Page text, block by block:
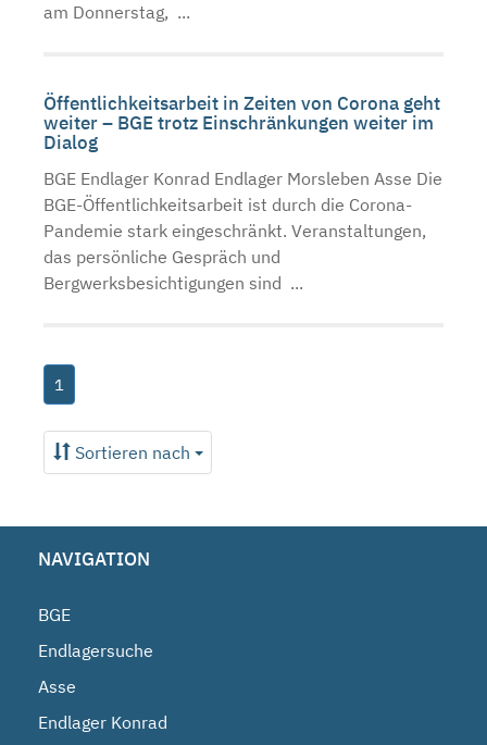
am Donnerstag, ...
Öffentlichkeitsarbeit in Zeiten von Corona geht
weiter – BGE trotz Einschränkungen weiter im
Dialog
BGE Endlager Konrad Endlager Morsleben Asse Die
BGE-Öffentlichkeitsarbeit ist durch die Corona-
Pandemie stark eingeschränkt. Veranstaltungen,
das persönliche Gespräch und
Bergwerksbesichtigungen sind ...
1
Sortieren nach
NAVIGATION
BGE
Endlagersuche
Asse
Endlager Konrad